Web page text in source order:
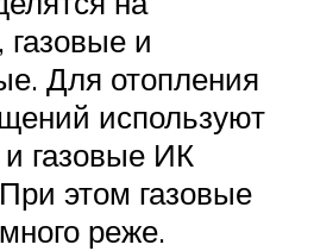
газовые и
Для отопления
используют
и газовые ИК
этом газовые
реже.